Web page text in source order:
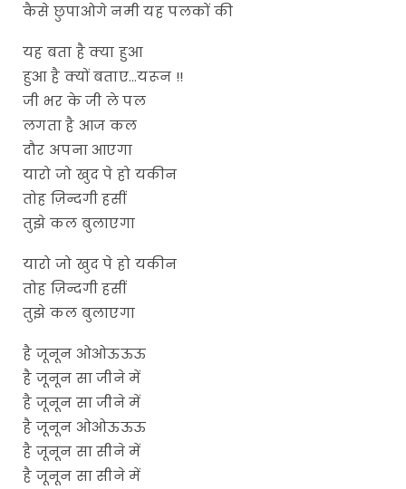
कैसे छुपाओगे नमी यह पलकों की
यह बता है क्या हुआ
हुआ है क्यों बताए…यरून !!
जी भर के जी ले पल
लगता है आज कल
दौर अपना आएगा
यारो जो खुद पे हो यकीन
तोह ज़िन्दगी हसीं
तुझे कल बुलाएगा
यारो जो खुद पे हो यकीन
तोह ज़िन्दगी हसीं
तुझे कल बुलाएगा
है जूनून ओओऊऊऊ
है जूनून सा जीने में
है जूनून सा जीने में
है जूनून ओओऊऊऊ
है जूनून सा सीने में
है जूनून सा सीने में